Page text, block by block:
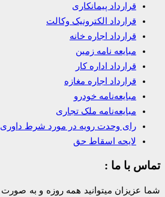
قرارداد پیمانکاری
قرارداد الکترونیک وکالت
قرارداد اجاره خانه
مبایعه نامه زمین
قرارداد اداره کار
قرارداد اجاره مغازه
مبایعه‌نامه خودرو
مبایعه‌نامه ملک تجاری
رای وحدت رویه در مورد شرط داوری
لایحه اسقاط حق
تماس با ما :